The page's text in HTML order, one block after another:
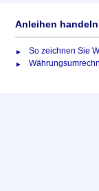
Anleihen handeln
So zeichnen Sie